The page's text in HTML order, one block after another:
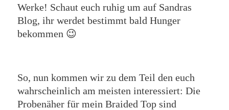
Werke! Schaut euch ruhig um auf Sandras
Blog, ihr werdet bestimmt bald Hunger
bekommen 😉
So, nun kommen wir zu dem Teil den euch
wahrscheinlich am meisten interessiert: Die
Probenäher für mein Braided Top sind